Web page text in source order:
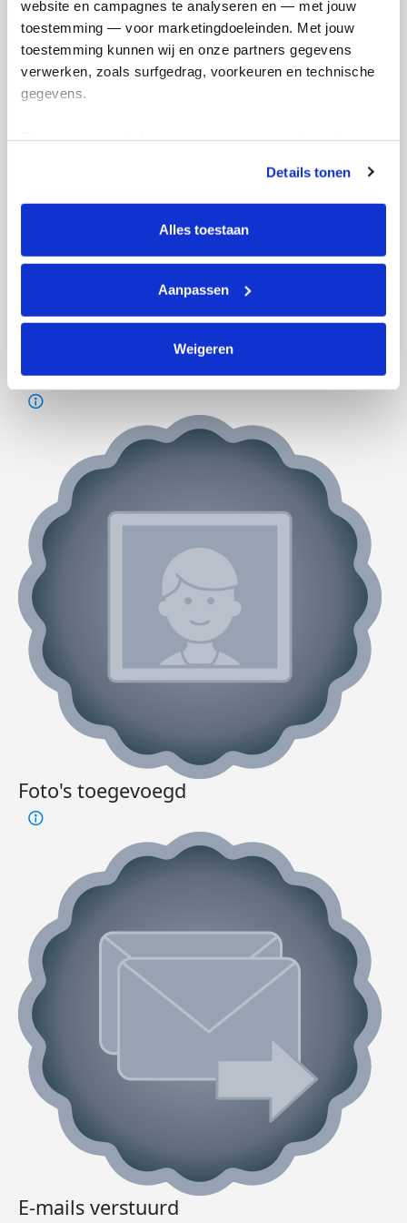
website en campagnes te analyseren en — met jouw
toestemming — voor marketingdoeleinden. Met jouw
toestemming kunnen wij en onze partners gegevens
verwerken, zoals surfgedrag, voorkeuren en technische
gegevens.
tonen. Je kunt je toestemming op elk moment wijzigen of
intrekken via Cookie instellingen onderaan de pagina. De
lijst met cookies is te vinden in het tabblad “details”.
Details tonen
Alles toestaan
Aanpassen
Weigeren
Actiepagina gemaakt
Foto's toegevoegd
E-mails verstuurd